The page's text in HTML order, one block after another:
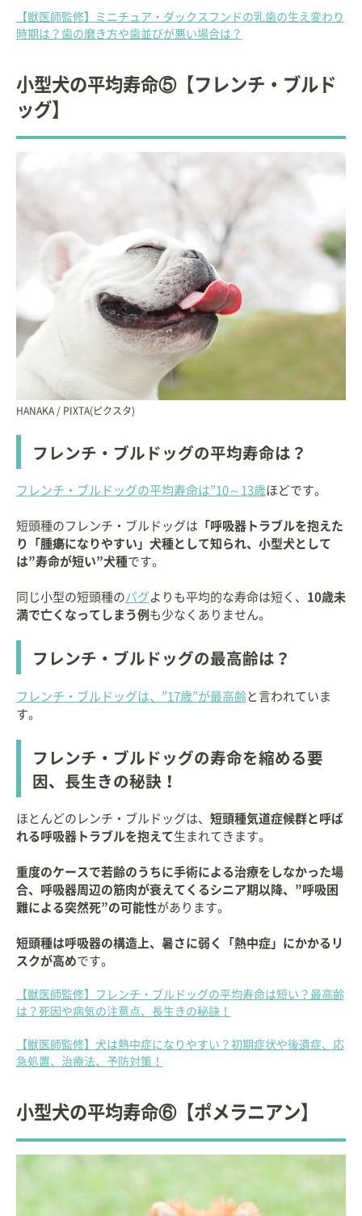
【獣医師監修】ミニチュア・ダックスフンドの乳歯の生え変わり
時期は？歯の磨き方や歯並びが悪い場合は？
小型犬の平均寿命⑤【フレンチ・ブルド
ッグ】
HANAKA / PIXTA(ピクスタ)
フレンチ・ブルドッグの平均寿命は？
フレンチ・ブルドッグの平均寿命は”10～13歳ほどです。
短頭種のフレンチ・ブルドッグは 「呼吸器トラブルを抱えた
り「腫瘍になりやすい」犬種として知られ、小型犬として
は”寿命が短い”犬種です。
同じ小型の短頭種の パグ よりも平均的な寿命は短く、 10歳未
満で亡くなってしまう例 も少なくありません。
フレンチ・ブルドッグの最高齢は？
フレンチ・ブルドッグは、”17歳”が最高齢と言われていま
す。
フレンチ・ブルドッグの寿命を縮める要
因、長生きの秘訣！
ほとんどのレンチ・ブルドッグは、 短頭種気道症候群と呼ば
れる呼吸器トラブルを抱えて生まれてきます。
重度のケースで若齢のうちに手術による治療をしなかった場
合、呼吸器周辺の筋肉が衰えてくるシニア期以降、”呼吸困
難による突然死”の可能性があります。
短頭種は呼吸器の構造上、暑さに弱く「熱中症」にかかるリ
スクが高めです。
【獣医師監修】フレンチ・ブルドッグの平均寿命は短い？最高齢
は？死因や病気の注意点、長生きの秘訣！
【獣医師監修】犬は熱中症になりやすい？初期症状や後遺症、応
急処置、治療法、予防対策！
小型犬の平均寿命⑥【ポメラニアン】